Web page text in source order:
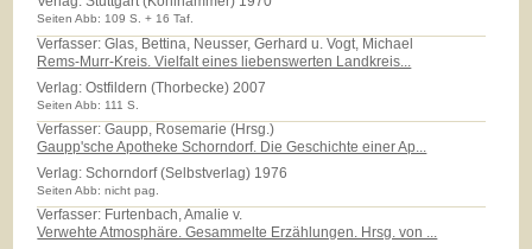
Seiten Abb: 109 S. + 16 Taf.
Verfasser: Glas, Bettina, Neusser, Gerhard u. Vogt, Michael
Rems-Murr-Kreis. Vielfalt eines liebenswerten Landkreis...
Verlag:Ostfildern (Thorbecke) 2007
Seiten Abb: 111 S.
Verfasser: Gaupp, Rosemarie (Hrsg.)
Gaupp'sche Apotheke Schorndorf. Die Geschichte einer Ap...
Verlag:Schorndorf (Selbstverlag) 1976
Seiten Abb: nicht pag.
Verfasser: Furtenbach, Amalie v.
Verwehte Atmosphäre. Gesammelte Erzählungen. Hrsg. von ...